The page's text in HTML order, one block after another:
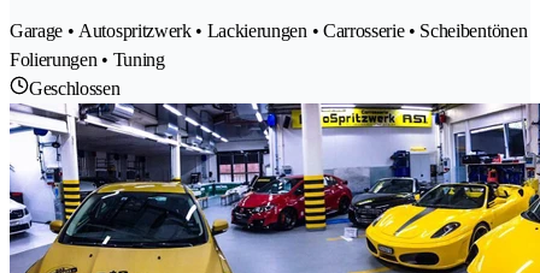
Garage • Autospritzwerk • Lackierungen • Carrosserie • Scheibentönen
Folierungen • Tuning
Geschlossen